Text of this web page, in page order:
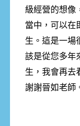
級經營的想像
當中，可以在
生。這是一場
該是從您多年
生，我會再去
謝謝晉如老師